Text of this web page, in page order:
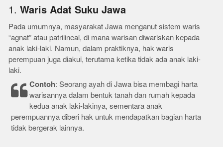
1.Waris Adat Suku Jawa
Pada umumnya, masyarakat Jawa menganut sistem waris
“agnat” atau patrilineal, di mana warisan diwariskan kepada
anak laki-laki. Namun, dalam praktiknya, hak waris
perempuan juga diakui, terutama ketika tidak ada anak laki-
laki.
Contoh: Seorang ayah di Jawa bisa membagi harta
warisannya dalam bentuk tanah dan rumah kepada
kedua anak laki-lakinya, sementara anak
perempuannya diberi hak untuk mendapatkan bagian harta
tidak bergerak lainnya.